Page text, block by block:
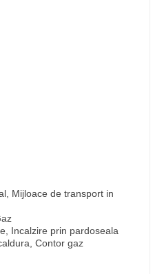
Mijloace de transport in
Incalzire prin pardoseala
Contor gaz